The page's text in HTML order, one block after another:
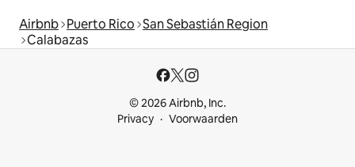
Airbnb Puerto Rico San Sebastián Region
Calabazas
© 2026 Airbnb, Inc.
Privacy
Voorwaarden